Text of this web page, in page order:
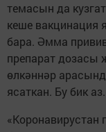
темасын да
кеше вакцинация
бара. Әмма
препарат дозасы
өлкәннәр
ясаткан. Бу бик аз.
«Коронавирустан